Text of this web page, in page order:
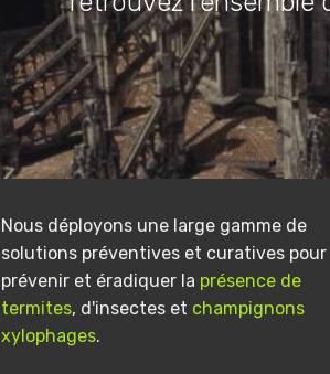
Nous déployons une large gamme de
solutions préventives et curatives pour
prévenir et éradiquer la présence de
termites, d'insectes et champignons
xylophages.